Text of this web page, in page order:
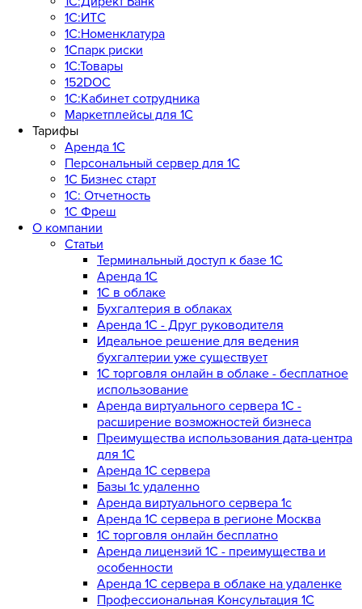
1С:ИТС
1С:Номенклатура
1Спарк риски
1С:Товары
152DOC
1С:Кабинет сотрудника
Маркетплейсы для 1С
Тарифы
Аренда 1С
Персональный сервер для 1С
1С Бизнес старт
1С: Отчетность
1C Фреш
О компании
Статьи
Терминальный доступ к базе 1С
Аренда 1С
1С в облаке
Бухгалтерия в облаках
Аренда 1С - Друг руководителя
Идеальное решение для ведения
бухгалтерии уже существует
1С торговля онлайн в облаке - бесплатное
использование
Аренда виртуального сервера 1С -
расширение возможностей бизнеса
Преимущества использования дата-центра
для 1С
Аренда 1С сервера
Базы 1с удаленно
Аренда виртуального сервера 1с
Аренда 1С сервера в регионе Москва
1С торговля онлайн бесплатно
Аренда лицензий 1С - преимущества и
особенности
Аренда 1С сервера в облаке на удаленке
Профессиональная Консультация 1С